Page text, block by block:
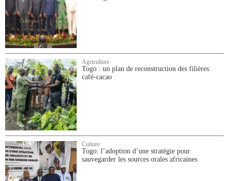
Agriculture
Togo : un plan de reconstruction des filières
café-cacao
Culture
Togo: l’adoption d’une stratégie pour
sauvegarder les sources orales africaines